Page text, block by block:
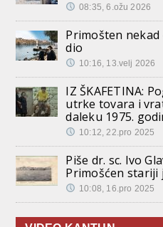
08:35, 6.ožu 2026
Primošten nekad
dio
10:16, 13.velj 2026
IZ ŠKAFETINA:
utrke tovara i
daleku 1975.
10:12, 22.pro 2025
Piše dr. sc. Ivo
Primošćen stariji
10:08, 16.pro 2025